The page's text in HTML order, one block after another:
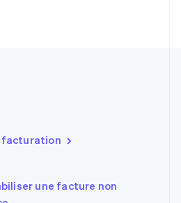
facturation
une facture non